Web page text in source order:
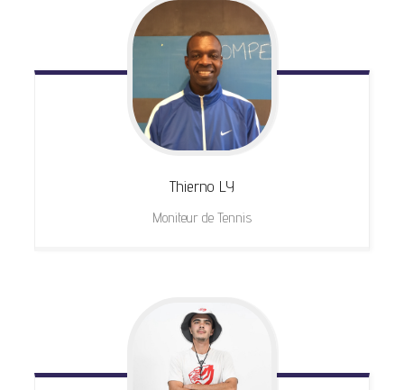
Thierno LY
Moniteur de Tennis